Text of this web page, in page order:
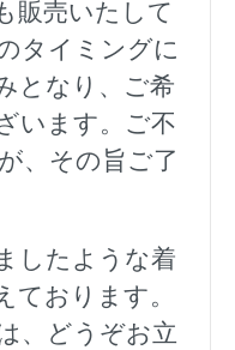
販売いたして
タイミングに
となり、ご希
います。ご不
、その旨ご了
したような着
ております。
、どうぞお立